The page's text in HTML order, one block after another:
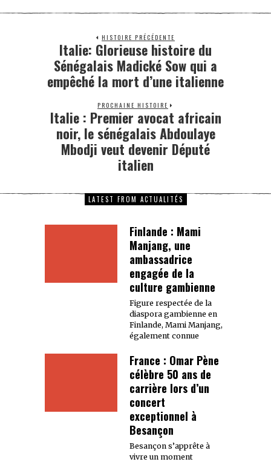
HISTOIRE PRÉCÉDENTE
Italie: Glorieuse histoire du
Sénégalais Madické Sow qui a
empêché la mort d’une italienne
PROCHAINE HISTOIRE
Italie : Premier avocat africain
noir, le sénégalais Abdoulaye
Mbodji veut devenir Député
italien
LATEST FROM ACTUALITÉS
Finlande : Mami
Manjang, une
ambassadrice
engagée de la
culture gambienne
Figure respectée de la
diaspora gambienne en
Finlande, Mami Manjang,
également connue
France : Omar Pène
célèbre 50 ans de
carrière lors d’un
concert
exceptionnel à
Besançon
Besançon s’apprête à
vivre un moment